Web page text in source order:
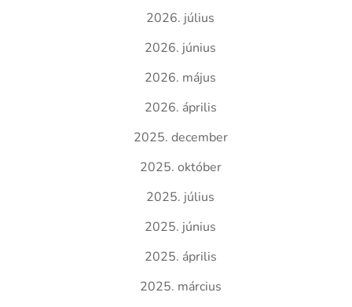
2026. július
2026. június
2026. május
2026. április
2025. december
2025. október
2025. július
2025. június
2025. április
2025. március